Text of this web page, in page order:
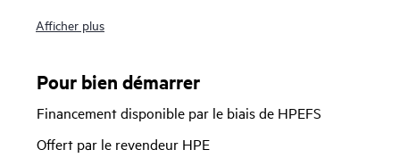
entreprise) sont la réponse idéale pour les applications
de lecture, à faible latence et à endurance élevée à un prix
directement avec les applications par le biais du bus PCIe
Gen5 pour accélérer la bande passante I/O et réduire la
Afficher plus
Pour bien démarrer
Financement disponible par le biais de HPEFS
Offert par le revendeur HPE